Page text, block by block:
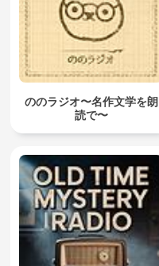
ののラジオ〜名作文学を朗
読で〜